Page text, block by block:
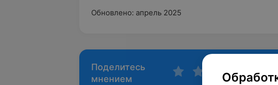
Обновлено: апрель 2025
Поделитесь
мнением